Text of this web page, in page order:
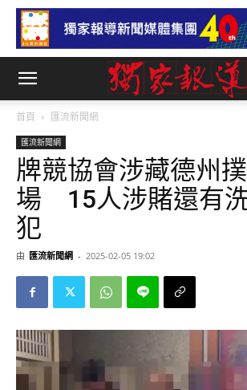
首頁 匯流新聞網
匯流新聞網
牌競協會涉藏德州
場 15人涉賭還有
犯
由 匯流新聞網 - 2025-02-05 19:02